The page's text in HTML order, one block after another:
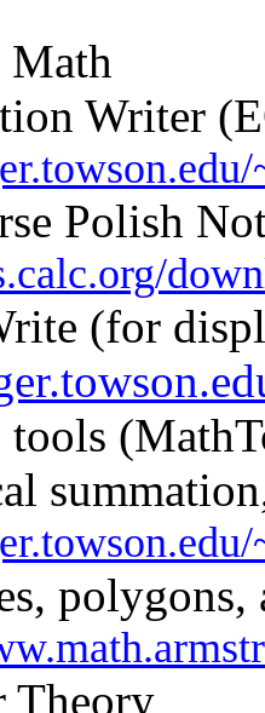
Math
Writer
Polish
(for
tools
polygons,
Theory